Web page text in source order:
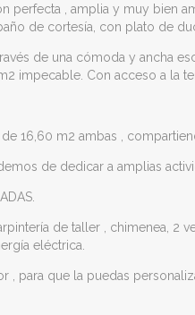
perfecta , amplia y muy bien
de cortesía, con plato de
través de una cómoda y
impecable. Con acceso a la
16,60 m2 ambas ,
de dedicar a amplias
de taller , chimenea, 2
eléctrica.
, para que la puedas